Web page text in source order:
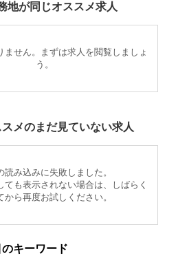
地が同じオススメ求人
ません。まずは求人を閲覧しましょ
う。
メのまだ見ていない求人
読み込みに失敗しました。
ても表示されない場合は、しばらく
から再度お試しください。
キーワード